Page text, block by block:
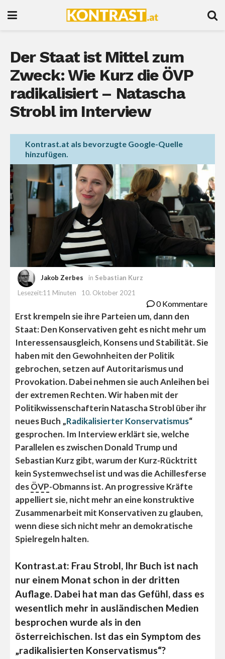
Der Staat ist Mittel zum
Zweck: Wie Kurz die ÖVP
radikalisiert – Natascha
Strobl im Interview
Kontrast.at als bevorzugte Google-Quelle
hinzufügen.
Jakob Zerbes in Sebastian Kurz
Lesezeit:11 Minuten
10. Oktober 2021
0 Kommentare
Erst krempeln sie ihre Parteien um, dann den
Staat: Den Konservativen geht es nicht mehr um
Interessensausgleich, Konsens und Stabilität. Sie
haben mit den Gewohnheiten der Politik
gebrochen, setzen auf Autoritarismus und
Provokation. Dabei nehmen sie auch Anleihen bei
der extremen Rechten. Wir haben mit der
Politikwissenschafterin Natascha Strobl über ihr
neues Buch „Radikalisierter Konservatismus“
gesprochen. Im Interview erklärt sie, welche
Parallelen es zwischen Donald Trump und
Sebastian Kurz gibt, warum der Kurz-Rücktritt
kein Systemwechsel ist und was die Achillesferse
desÖVP-Obmanns ist. An progressive Kräfte
appelliert sie, nicht mehr an eine konstruktive
Zusammenarbeit mit Konservativen zu glauben,
wenn diese sich nicht mehr an demokratische
Spielregeln halten.
Kontrast.at: Frau Strobl, Ihr Buch ist nach
nur einem Monat schon in der dritten
Auflage. Dabei hat man das Gefühl, dass es
wesentlich mehr in ausländischen Medien
besprochen wurde als in den
österreichischen. Ist das ein Symptom des
„radikalisierten Konservatismus“?